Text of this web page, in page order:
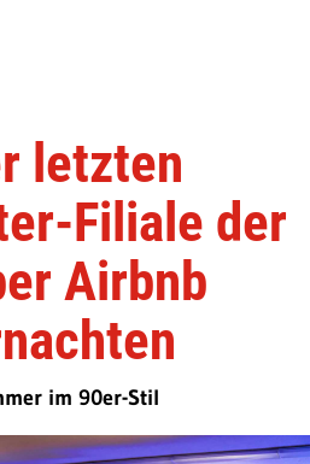
letzten
Filiale der
Airbnb
im 90er-Stil